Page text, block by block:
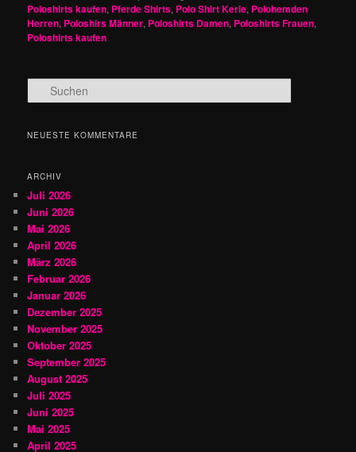
Poloshirts kaufen, Pferde Shirts, Polo Shirt Kerle, Polohemden
Herren, Poloshirs Männer, Poloshirts Damen, Poloshirts Frauen,
Poloshirts kaufen
u
h
NEUESTE KOMMENTARE
ARCHIV
Juli 2026
Juni 2026
Mai 2026
April 2026
März 2026
Februar 2026
Januar 2026
Dezember 2025
November 2025
Oktober 2025
September 2025
August 2025
Juli 2025
Juni 2025
Mai 2025
April 2025